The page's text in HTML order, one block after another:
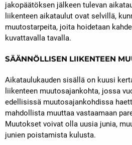
jakopäätöksen jälkeen tulevan
liikenteen aikataulut ovat selvillä,
muutostarpeita, joita hoidetaan
kuvattavalla tavalla.
SÄÄNNÖLLISEN LIIKENTEEN
Aikataulukauden sisällä on kuusi
liikenteen muutosajankohta, jossa
edellisissä muutosajankohdissa
mahdollista muuttaa vastaamaan
Muutokset voivat olla uusia junia,
junien poistamista kulusta.